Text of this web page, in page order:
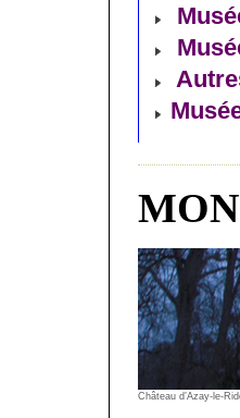
Château d’Azay-le-